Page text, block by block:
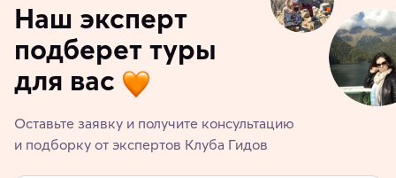
Наш эксперт
подберет туры
для вас
Оставьте заявку и получите консультацию
и подборку от экспертов Клуба Гидов